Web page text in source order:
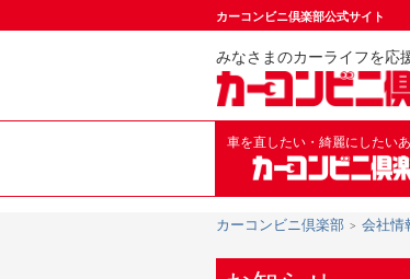
カーコンビニ倶楽部公式サイト
みなさまのカーライフを応
車を直したい・綺麗にしたい
カーコンビニ倶楽部 会社情